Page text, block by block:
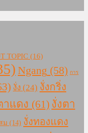
TOPIC (16)
Ngang (58) การ
งั่ง (24) งั่งกริ่ง
าแดง (61) งั่งตา
ม (14) งั่งทองแดง